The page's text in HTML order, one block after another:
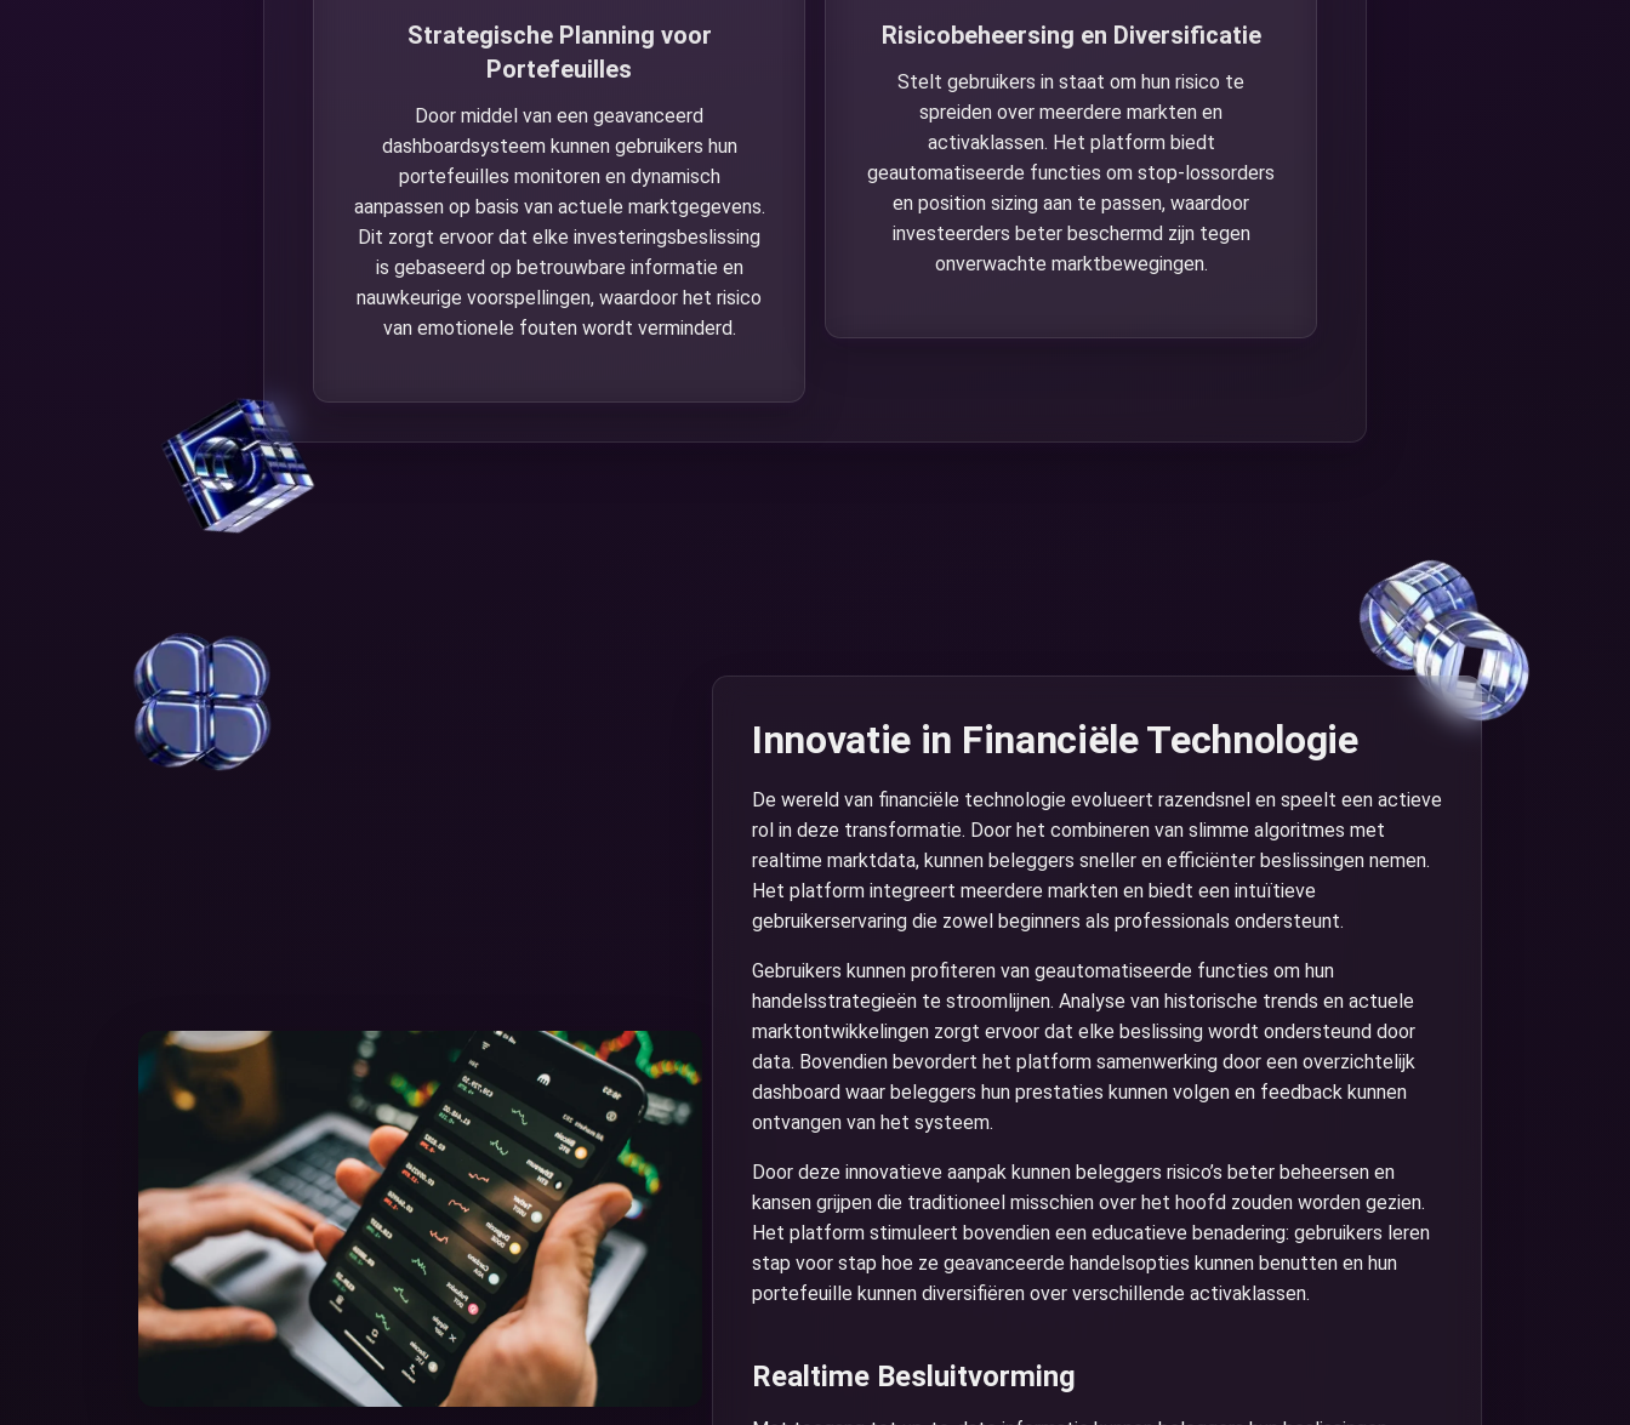
Strategische Planning voor
Portefeuilles
Door middel van een geavanceerd
dashboardsysteem kunnen gebruikers hun
portefeuilles monitoren en dynamisch
aanpassen op basis van actuele marktgegevens.
Dit zorgt ervoor dat elke investeringsbeslissing
is gebaseerd op betrouwbare informatie en
nauwkeurige voorspellingen, waardoor het risico
van emotionele fouten wordt verminderd.
Risicobeheersing en Diversificatie
Stelt gebruikers in staat om hun risico te
spreiden over meerdere markten en
activaklassen. Het platform biedt
geautomatiseerde functies om stop-lossorders
en position sizing aan te passen, waardoor
investeerders beter beschermd zijn tegen
onverwachte marktbewegingen.
Innovatie in Financiële Technologie
De wereld van financiële technologie evolueert razendsnel en speelt een actieve
rol in deze transformatie. Door het combineren van slimme algoritmes met
realtime marktdata, kunnen beleggers sneller en efficiënter beslissingen nemen.
Het platform integreert meerdere markten en biedt een intuïtieve
gebruikerservaring die zowel beginners als professionals ondersteunt.
Gebruikers kunnen profiteren van geautomatiseerde functies om hun
handelsstrategieën te stroomlijnen. Analyse van historische trends en actuele
marktontwikkelingen zorgt ervoor dat elke beslissing wordt ondersteund door
data. Bovendien bevordert het platform samenwerking door een overzichtelijk
dashboard waar beleggers hun prestaties kunnen volgen en feedback kunnen
ontvangen van het systeem.
Door deze innovatieve aanpak kunnen beleggers risico’s beter beheersen en
kansen grijpen die traditioneel misschien over het hoofd zouden worden gezien.
Het platform stimuleert bovendien een educatieve benadering: gebruikers leren
stap voor stap hoe ze geavanceerde handelsopties kunnen benutten en hun
portefeuille kunnen diversifiëren over verschillende activaklassen.
Realtime Besluitvorming